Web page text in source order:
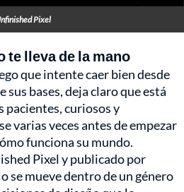
Pixel
te lleva de la mano
que intente caer bien desde
bases, deja claro que está
pacientes, curiosos y
varias veces antes de empezar
funciona su mundo.
Pixel y publicado por
se mueve dentro de un género